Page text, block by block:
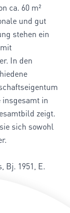
ca. 60 m²
und gut
stehen ein
In den
in
zeigt.
sich sowohl
Bj. 1951, E.